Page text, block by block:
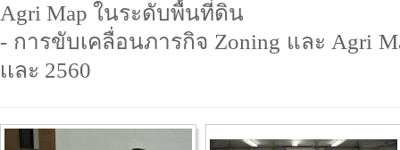
Agri Map ในระดับพื้นที่ดิน
- การขับเคลื่อนภารกิจ Zoning และ Agri
เเละ 2560